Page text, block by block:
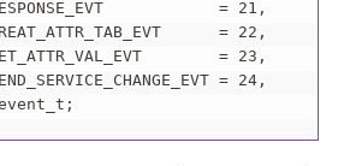
= 21,
= 22,
= 23,
= 24,